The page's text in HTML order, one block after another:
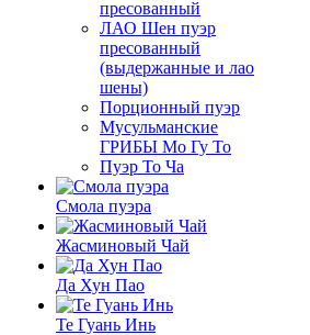
пресованный
ЛАО Шен пуэр
пресованный
(выдержанные и лао
шены)
Порционный пуэр
Мусульманские
ГРИБЫ Мо Гу То
Пуэр То Ча
Смола пуэра
Жасминовый Чай
Да Хун Пао
Те Гуань Инь